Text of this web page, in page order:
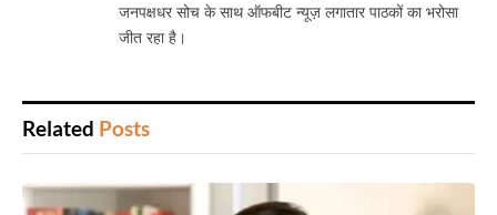
जनपक्षधर सोच के साथ ऑफबीट न्यूज़ लगातार पाठकों का भरोसा
जीत रहा है।
Related Posts